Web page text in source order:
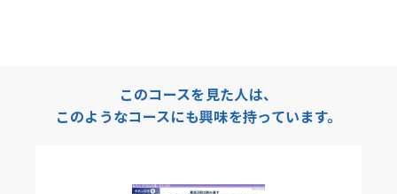
切り替わりました。
動作環境のブラウザで学習してください。
このコースを見た人は、
このようなコースにも興味を持っています。